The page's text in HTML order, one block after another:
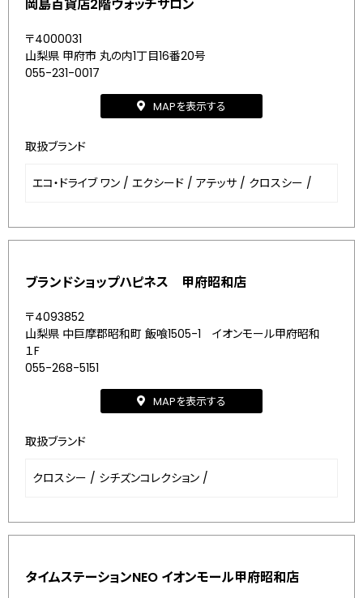
岡島百貨店2階ウォッチサロン
〒4000031
山梨県 甲府市 丸の内1丁目16番20号
055-231-0017
MAPを表示する
取扱ブランド
エコ・ドライブ ワン / エクシード / アテッサ / クロスシー /
ブランドショップハピネス 甲府昭和店
〒4093852
山梨県 中巨摩郡昭和町 飯喰1505-1 イオンモール甲府昭和
１F
055-268-5151
MAPを表示する
取扱ブランド
クロスシー / シチズンコレクション /
タイムステーションNEO イオンモール甲府昭和店